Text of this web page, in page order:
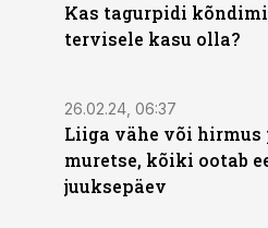
Kas tagurpidi
tervisele kasu olla?
26.02.24, 06:37
Liiga vähe või hirmus
muretse, kõiki ootab
juuksepäev